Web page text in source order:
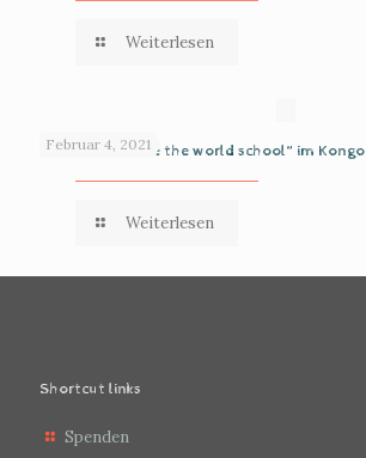
Weiterlesen
Februar 4, 2021
Die Oase „We are the world school“ im Kongo
Weiterlesen
Shortcut links
Spenden